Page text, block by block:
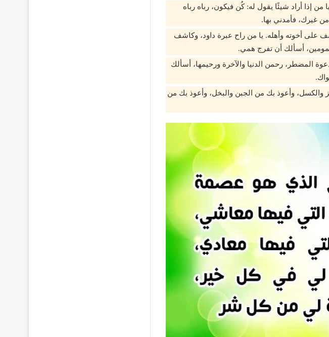
إذا أراد شيئًا يقول له: كُن فيكون، رباه رباه
غيرك، فأمدني بها.
على أخوته وأهله. يا من راح عبرة داود، وكاشف
أسألك أن تفرج همي.
المضطر، رحمن الدنيا والآخرة ورحيمها، أسألك
والكسل، وأعوذ بك من الجبن والبخل، وأعوذ بك من